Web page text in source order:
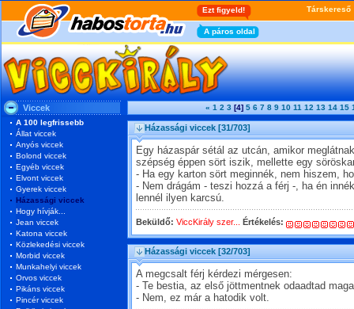
Viccek
A 100 legfrissebb
Állat viccek
Anyós viccek
Bolond viccek
Egyéb viccek
Elvont viccek
Gyerek viccek
Házassági viccek
Hogy hívják...
Jean viccek
Katona viccek
Közlekedési viccek
Morbid viccek
Munkahelyi viccek
Orvos viccek
Pikáns viccek
Pincér viccek
« 1 2 3 [4] 5 6 7 8 9 10 11 12 13 14 15
Házassági viccek [31/703]
Egy házaspár sétál az utcán, amikor
szépség éppen sört iszik, mellette egy
- Ha egy karton sört meginnék, nem hiszem,
- Nem drágám - teszi hozzá a férj -, ha én
lennél ilyen karcsú.
Beküldő: ViccKirály szer... Értékelés:
Házassági viccek [32/703]
A megcsalt férj kérdezi mérgesen:
- Te bestia, az első jöttmentnek odaadtad
- Nem, ez már a hatodik volt.